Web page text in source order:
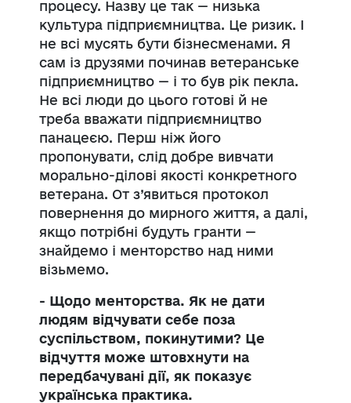
процесу. Назву це так — низька
культура підприємництва. Це ризик. І
не всі мусять бути бізнесменами. Я
сам із друзями починав ветеранське
підприємництво — і то був рік пекла.
Не всі люди до цього готові й не
треба вважати підприємництво
панацеєю. Перш ніж його
пропонувати, слід добре вивчати
морально-ділові якості конкретного
ветерана. От з’явиться протокол
повернення до мирного життя, а далі,
якщо потрібні будуть гранти —
знайдемо і менторство над ними
візьмемо.
- Щодо менторства. Як не дати
людям відчувати себе поза
суспільством, покинутими? Це
відчуття може штовхнути на
передбачувані дії, як показує
українська практика.